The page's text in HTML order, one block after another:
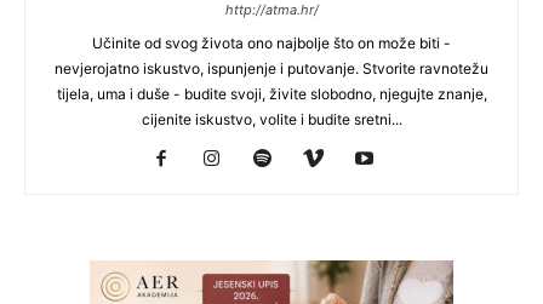
http://atma.hr/
Učinite od svog života ono najbolje što on može biti -
nevjerojatno iskustvo, ispunjenje i putovanje. Stvorite ravnotežu
tijela, uma i duše - budite svoji, živite slobodno, njegujte znanje,
cijenite iskustvo, volite i budite sretni...